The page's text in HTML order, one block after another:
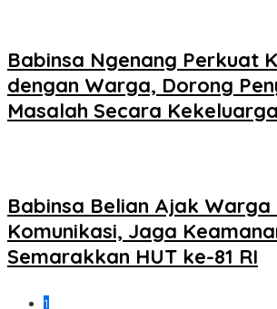
Babinsa Ngenang Perkuat
dengan Warga, Dorong
Masalah Secara
Babinsa Belian Ajak
Komunikasi, Jaga
Semarakkan HUT ke-81 RI
1